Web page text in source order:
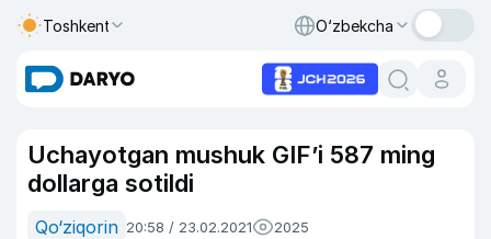
Toshkent O‘zbekcha
Uchayotgan mushuk GIF’i 587 ming
dollarga sotildi
Qo‘ziqorin 20:58 / 23.02.2021 2025